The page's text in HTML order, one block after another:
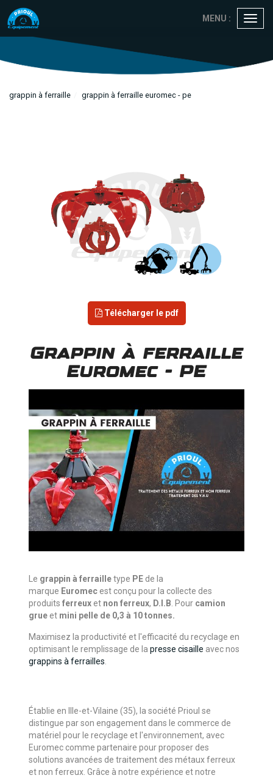
MENU :
grappin à ferraille grappin à ferraille euromec - pe
Télécharger le pdf
Grappin à ferraille
Euromec - PE
Le grappin à ferrailletype PE de la
marque Euromec est conçu pour la collecte des
produitsferreux et non ferreux, D.I.B . Pour camion
grue et mini pelle de 0,3 à 10 tonnes.
Maximisez la productivité et l'efficacité du recyclage en
optimisant le remplissage de lapresse cisaille avec nos
grappins à ferrailles
Établie en Ille-et-Vilaine (35), la société Prioul se
distingue par son engagement dans le commerce de
matériel pour le recyclage et l'environnement, avec
Euromec comme partenaire pour proposer des
solutions avancées de traitement des métaux ferreux
et non ferreux. Grâce à notre expérience et notre
Panneau de gestion des cookies